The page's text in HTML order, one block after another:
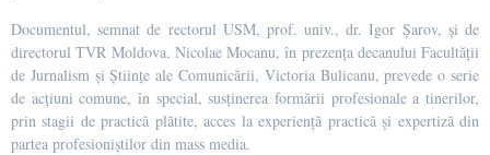
Documentul, semnat de rectorul USM, prof. univ., dr. Igor Șarov, și de
directorul TVR Moldova, Nicolae Mocanu, în prezența decanului Facultății
de Jurnalism și Științe ale Comunicării, Victoria Bulicanu, prevede o serie
de acțiuni comune, în special, susținerea formării profesionale a tinerilor,
prin stagii de practică plătite, acces la experiență practică și expertiză din
partea profesioniștilor din mass media.